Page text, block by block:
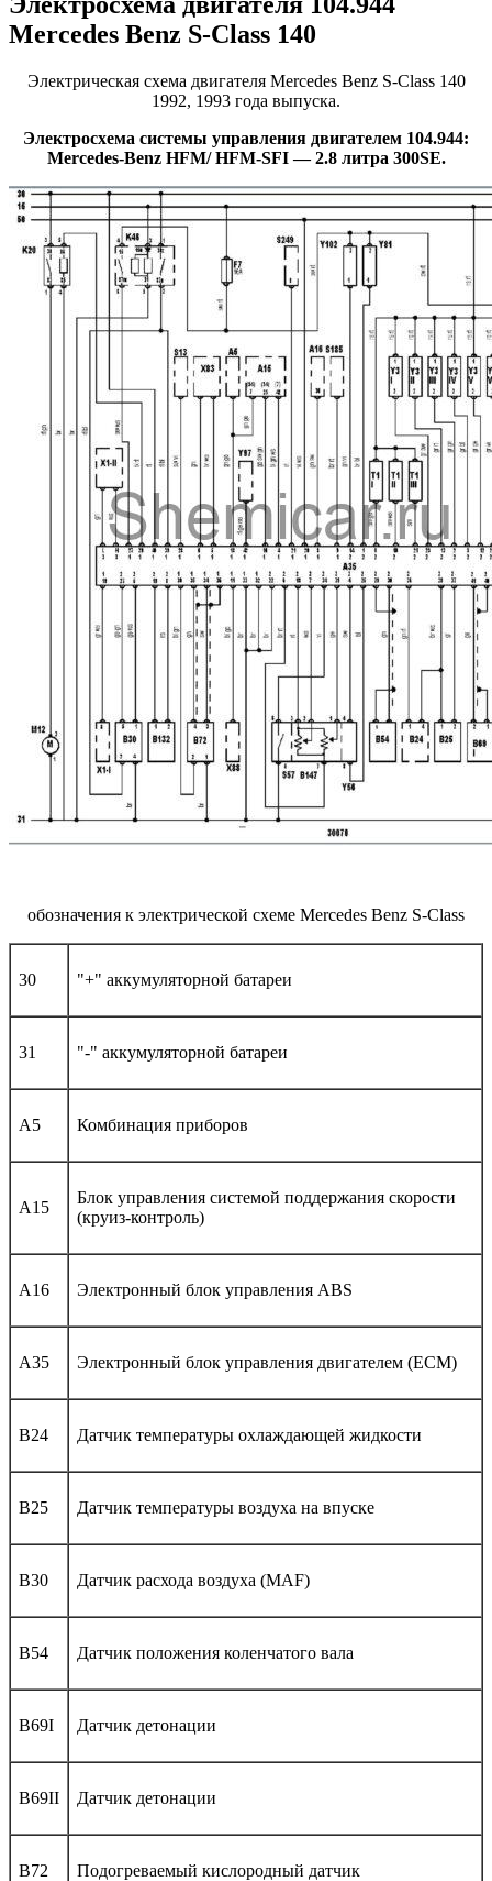
Mercedes Benz S-Class 140
Электрическая схема двигателя Mercedes Benz S-Class 140
1992, 1993 года выпуска.
Электросхема системы управления двигателем 104.944:
Mercedes-Benz HFM/ HFM-SFI — 2.8 литра 300SE.
обозначения к электрической схеме Mercedes Benz S-Class
30 "+" аккумуляторной батареи
31 "-" аккумуляторной батареи
A5 Комбинация приборов
A15
Блок управления системой поддержания скорости
(круиз-контроль)
A16 Электронный блок управления ABS
A35 Электронный блок управления двигателем (ECM)
B24 Датчик температуры охлаждающей жидкости
B25 Датчик температуры воздуха на впуске
B30 Датчик расхода воздуха (MAF)
B54 Датчик положения коленчатого вала
B69I Датчик детонации
B69II Датчик детонации
B72 Подогреваемый кислородный датчик